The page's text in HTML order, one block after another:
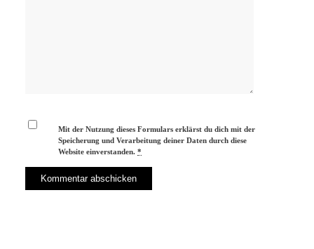
Mit der Nutzung dieses Formulars erklärst du dich mit der
Speicherung und Verarbeitung deiner Daten durch diese
Website einverstanden.*